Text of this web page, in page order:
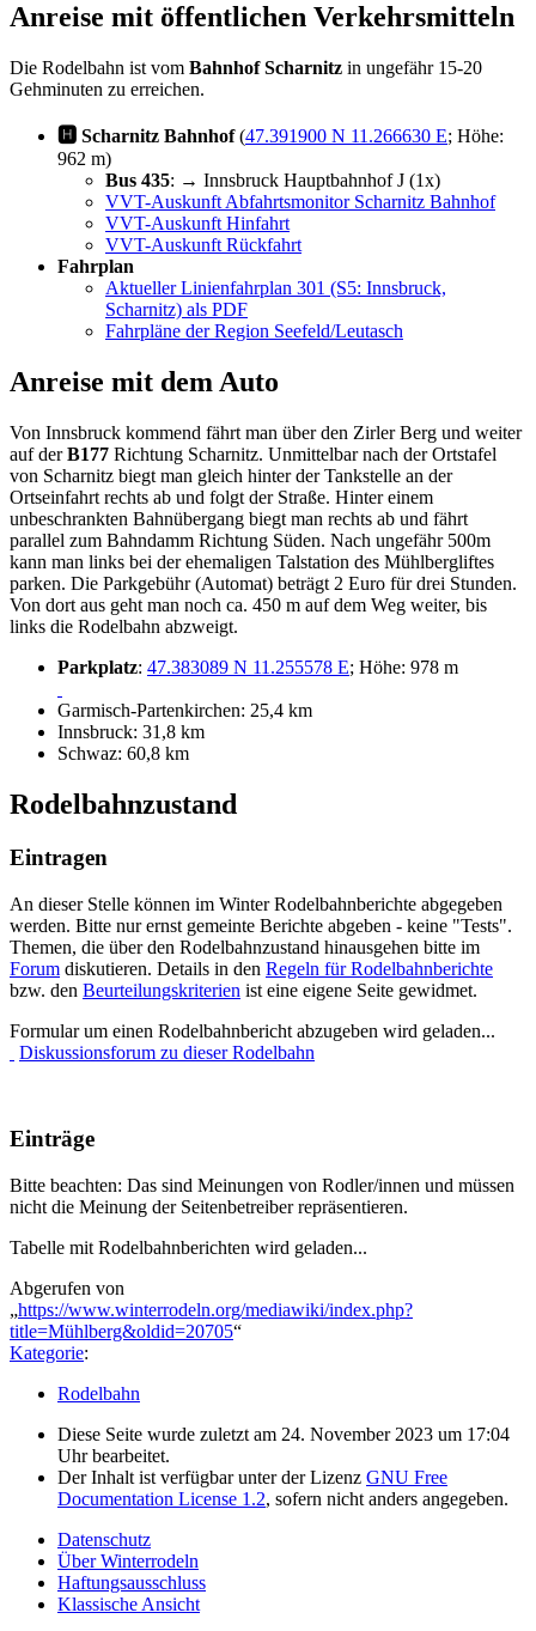
Anreise mit öffentlichen Verkehrsmitteln
Die Rodelbahn ist vom Bahnhof Scharnitz in ungefähr 15-20
Gehminuten zu erreichen.
🅷 Scharnitz Bahnhof(47.391900 N 11.266630 E; Höhe:
962 m)
Bus 435: → Innsbruck Hauptbahnhof J (1x)
VVT-Auskunft Abfahrtsmonitor Scharnitz Bahnhof
VVT-Auskunft Hinfahrt
VVT-Auskunft Rückfahrt
Fahrplan
Aktueller Linienfahrplan 301 (S5: Innsbruck,
Scharnitz) als PDF
Fahrpläne der Region Seefeld/Leutasch
Anreise mit dem Auto
Von Innsbruck kommend fährt man über den Zirler Berg und weiter
auf derB177 Richtung Scharnitz. Unmittelbar nach der Ortstafel
von Scharnitz biegt man gleich hinter der Tankstelle an der
Ortseinfahrt rechts ab und folgt der Straße. Hinter einem
unbeschrankten Bahnübergang biegt man rechts ab und fährt
parallel zum Bahndamm Richtung Süden. Nach ungefähr 500m
kann man links bei der ehemaligen Talstation des Mühlbergliftes
parken. Die Parkgebühr (Automat) beträgt 2 Euro für drei Stunden.
Von dort aus geht man noch ca. 450 m auf dem Weg weiter, bis
links die Rodelbahn abzweigt.
Parkplatz: 47.383089 N 11.255578 E; Höhe: 978 m
Garmisch-Partenkirchen: 25,4 km
Innsbruck: 31,8 km
Schwaz: 60,8 km
Rodelbahnzustand
Eintragen
An dieser Stelle können im Winter Rodelbahnberichte abgegeben
werden. Bitte nur ernst gemeinte Berichte abgeben - keine "Tests".
Themen, die über den Rodelbahnzustand hinausgehen bitte im
Forum diskutieren. Details in den Regeln für Rodelbahnberichte
bzw. den Beurteilungskriterien ist eine eigene Seite gewidmet.
Formular um einen Rodelbahnbericht abzugeben wird geladen...
Diskussionsforum zu dieser Rodelbahn
Einträge
Bitte beachten: Das sind Meinungen von Rodler/innen und müssen
nicht die Meinung der Seitenbetreiber repräsentieren.
Tabelle mit Rodelbahnberichten wird geladen...
Abgerufen von
„https://www.winterrodeln.org/mediawiki/index.php?
title=Mühlberg&oldid=20705“
Kategorie:
Rodelbahn
Diese Seite wurde zuletzt am 24. November 2023 um 17:04
Uhr bearbeitet.
Der Inhalt ist verfügbar unter der Lizenz GNU Free
Documentation License 1.2, sofern nicht anders angegeben.
Datenschutz
Über Winterrodeln
Haftungsausschluss
Klassische Ansicht